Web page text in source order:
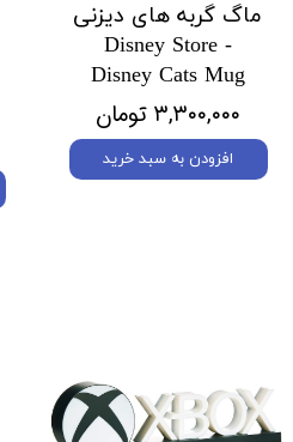
ماگ گربه های دیزنی
Disney Store -
Disney Cats Mug
۳,۳۰۰,۰۰۰ تومان
افزودن به سبد خرید